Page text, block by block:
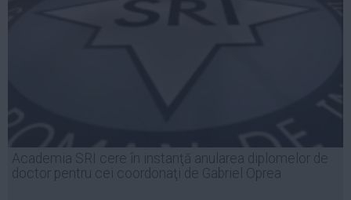
Academia SRI cere în instanţă anularea diplomelor de
doctor pentru cei coordonaţi de Gabriel Oprea